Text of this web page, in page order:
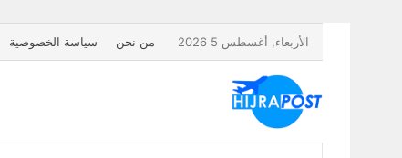
الأربعاء, أغسطس 5 2026 من نحن سياسة الخصوصية